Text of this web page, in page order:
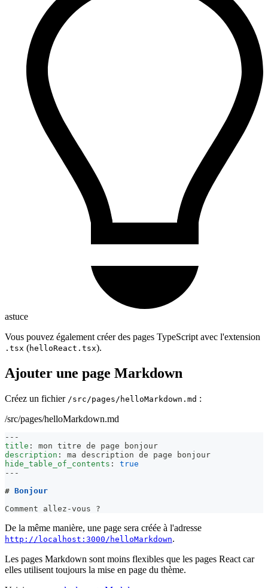
astuce
Vous pouvez également créer des pages TypeScript avec l'extension
.tsx (helloReact.tsx).
Ajouter une page Markdown
Créez un fichier /src/pages/helloMarkdown.md :
/src/pages/helloMarkdown.md
---
title :
mon titre de page bonjour
description :
ma description de page bonjour
hide_table_of_contents :
true
---
# Bonjour
Comment allez-vous ?
De la même manière, une page sera créée à l'adresse
http://localhost:3000/helloMarkdown.
Les pages Markdown sont moins flexibles que les pages React car
elles utilisent toujours la mise en page du thème.